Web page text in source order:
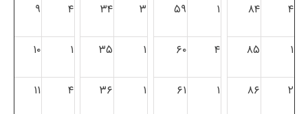
۴ ۸۴ ۱ ۵۹ ۳ ۳۴ ۴ ۹
۱ ۸۵ ۴ ۶۰ ۱ ۳۵ ۱ ۱۰
۲ ۸۶ ۱ ۶۱ ۱ ۳۶ ۴ ۱۱